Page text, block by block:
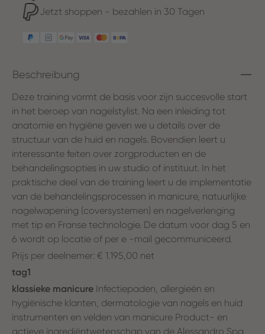
Jetzt shoppen - bezahlen in 30 Tagen
Beschreibung
Deze training vormt de basis voor zijn succesvolle start
in het beroep van nagelstylist. Na een inleiding tot
anatomie en hygiëne geven we u details over de
structuur van de huid en nagels. Bovendien leert u
interessante feiten over zorgproducten en de
behandelingsopties in uw studio of instituut. In het
praktische deel van de training leert u de implementatie
van de behandelingsprocessen in manicure, natuurlijke
nagelwapening (coversystemen) en nagelverlenging
met tip en Franse technologie. De datum voor dag 5 en
6 wordt op locatie of per e -mail gecommuniceerd.
Prijs per deelnemer: € 1.195,00 net
tag1
klassieke manicure Infectiepaden, allergieën en
hygiënische klanten, dermatologie van nagels en huid
instrumenten en velden van manicure Product- en
actieve ingrediëntwetenschap van de Alessandro Spa